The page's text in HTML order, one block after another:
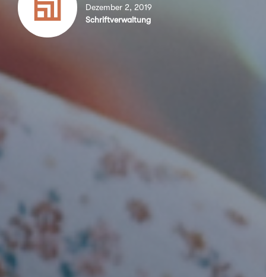
Dezember 2, 2019
Schriftverwaltung